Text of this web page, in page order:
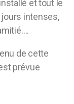
et tout le
intenses,
de cette
prévue